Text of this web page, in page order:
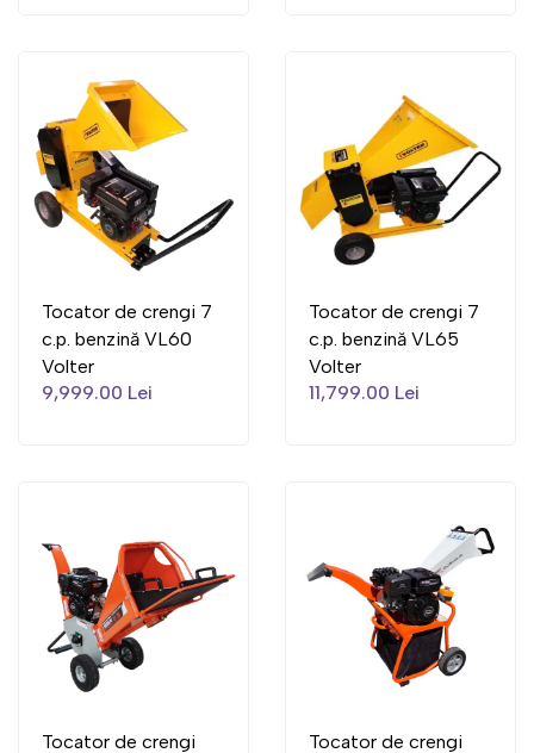
Tocator de crengi 7
c.p. benzină VL60
Volter
9,999.00 Lei
Tocator de crengi 7
c.p. benzină VL65
Volter
11,799.00 Lei
Tocator de crengi Tocator de crengi